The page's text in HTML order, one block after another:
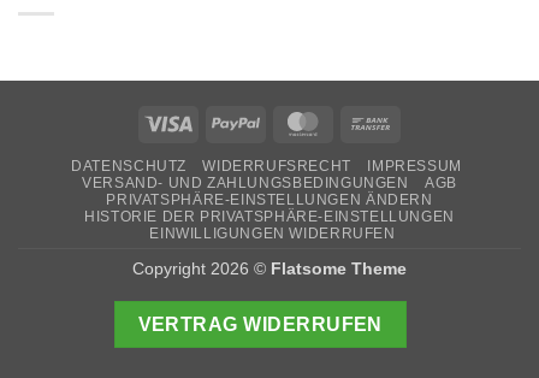
Visa PayPal MasterCard
DATENSCHUTZ WIDERRUFSRECHT
IMPRESSUM
VERSAND- UND ZAHLUNGSBEDINGUNGEN
AGB
PRIVATSPHÄRE-EINSTELLUNGEN ÄNDERN
HISTORIE DER PRIVATSPHÄRE-EINSTELLUNGEN
EINWILLIGUNGEN WIDERRUFEN
Copyright 2026 © Flatsome Theme
VERTRAG WIDERRUFEN